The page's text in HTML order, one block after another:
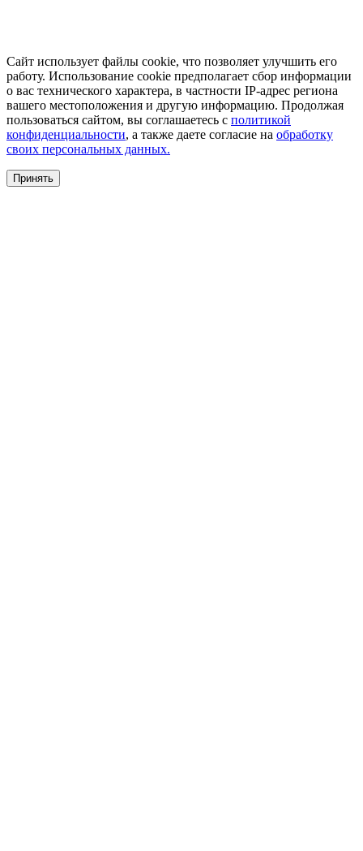
Сайт использует файлы cookie, что позволяет улучшить его
работу. Использование cookie предполагает сбор информации
о вас технического характера, в частности IP-адрес региона
вашего местоположения и другую информацию. Продолжая
пользоваться сайтом, вы соглашаетесь с политикой
конфиденциальности, а также даете согласие на обработку
своих персональных данных.
Принять